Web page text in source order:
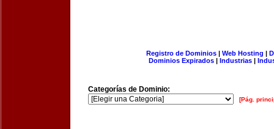
Registro de Dominios| Web Hosting |
Dominios Expirados | Industrias |
Categorías de Dominio:
[Pág.